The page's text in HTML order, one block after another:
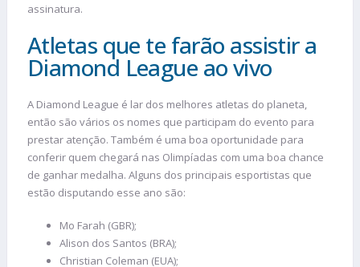
assinatura.
Atletas que te farão assistir a
Diamond League ao vivo
A Diamond League é lar dos melhores atletas do planeta,
então são vários os nomes que participam do evento para
prestar atenção. Também é uma boa oportunidade para
conferir quem chegará nas Olimpíadas com uma boa chance
de ganhar medalha. Alguns dos principais esportistas que
estão disputando esse ano são:
Mo Farah (GBR);
Alison dos Santos (BRA);
Christian Coleman (EUA);